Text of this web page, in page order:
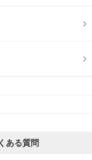
ある質問